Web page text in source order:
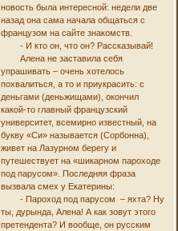
новость была интересной: недели две
назад она сама начала общаться с
французом на сайте знакомств.
- И кто он, что он? Рассказывай!
Алена не заставила себя
упрашивать – очень хотелось
похвалиться, а то и приукрасить: с
деньгами (деньжищами), окончил
какой-то главный французский
университет, всемирно известный, на
букву «Си» называется (Сорбонна),
живет на Лазурном берегу и
путешествует на «шикарном пароходе
под парусом». Последняя фраза
вызвала смех у Екатерины:
- Пароход под парусом – яхта? Ну
ты, дурында, Алена! А как зовут этого
претендента? И вообще, он русским